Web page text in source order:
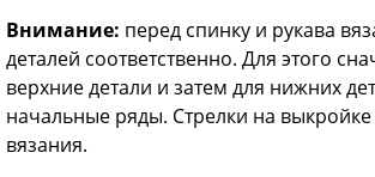
Внимание: перед спинку и рукава
деталей соответственно. Для этого
верхние детали и затем для нижних
начальные ряды. Стрелки на
вязания.